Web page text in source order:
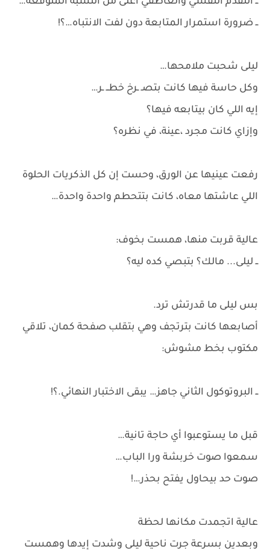
ــ ضرورة استمرار المتابعة دون لفت الانتباه…؟!
ليلى شحبت ملامحها…
وكل حاسة فيها كانت بتصـ ـرخ خطــ ـر…
إيه اللي كان بيتابعه فيها؟
وإزاي كانت مجرد ،عينة، في نظره؟
رفعت عينيها عن الورق، وحست إن كل الذكريات الحلوة
اللي عاشتها معاه، كانت بتتحطم واحدة واحدة…
عالية قربت منها، همست بخوف:
ــ ليلى... مالك؟ بتبصي كده ليه؟
بس ليلى ما قدرتش ترد.
أصابعها كانت بترتجف وهي بتقلب صفحة كمان، تلاقي
مكتوب بخط مشوش:
ــ البروتوكول الثاني جاهز… يبقى الاختبار النهائي.؟!
قبل ما يستوعبوا أي حاجة تانية…
سمعوا صوت خربشة ورا الباب…
صوت حد بيحاول يفتح بحذر…!
عالية اتجمدت مكانها لحظة
وبعدين بسرعة جرت ناحية ليلى وشدت إيدها وهمست